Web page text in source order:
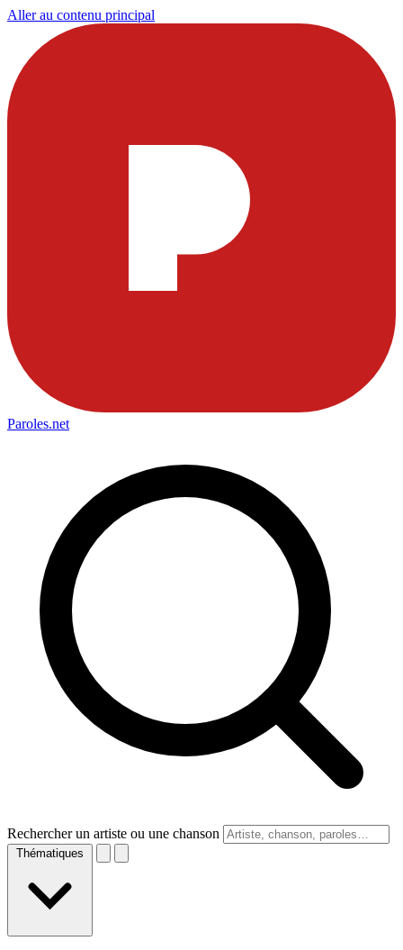
Aller au contenu principal
Paroles.net
Rechercher un artiste ou une chanson
Thématiques